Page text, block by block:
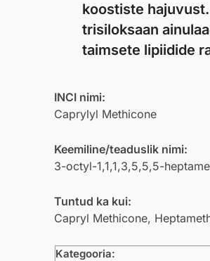
koostiste
trisiloksaan
taimsete lipiidide
INCI nimi:
Caprylyl Methicone
Keemiline/teaduslik nimi:
3-octyl-1,1,1,3,5,5,5-
Tuntud ka kui:
Capryl Methicone,
Kategooria: